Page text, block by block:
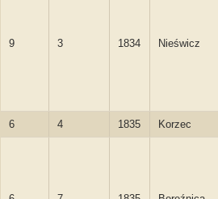
9 3 1834 Nieświcz
6 4 1835 Korzec